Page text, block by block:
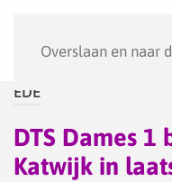
Overslaan en naar
EDE
DTS Dames 1
Katwijk in